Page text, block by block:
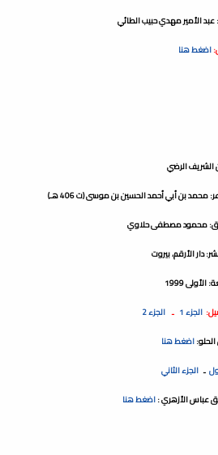
الأمير مهدي حبيب الطائي
اضغط هنا
الشريف الرضي
محمد بن أبي أحمد الحسين بن موسى (ت 406 هـ)
محمود مصطفى حلاوي
دار الأرقم، بيروت
الأولى 1999
الجزء 1 ـ الجزء 2
اضغط هنا
ـ الجزء الثاني
اضغط هنا